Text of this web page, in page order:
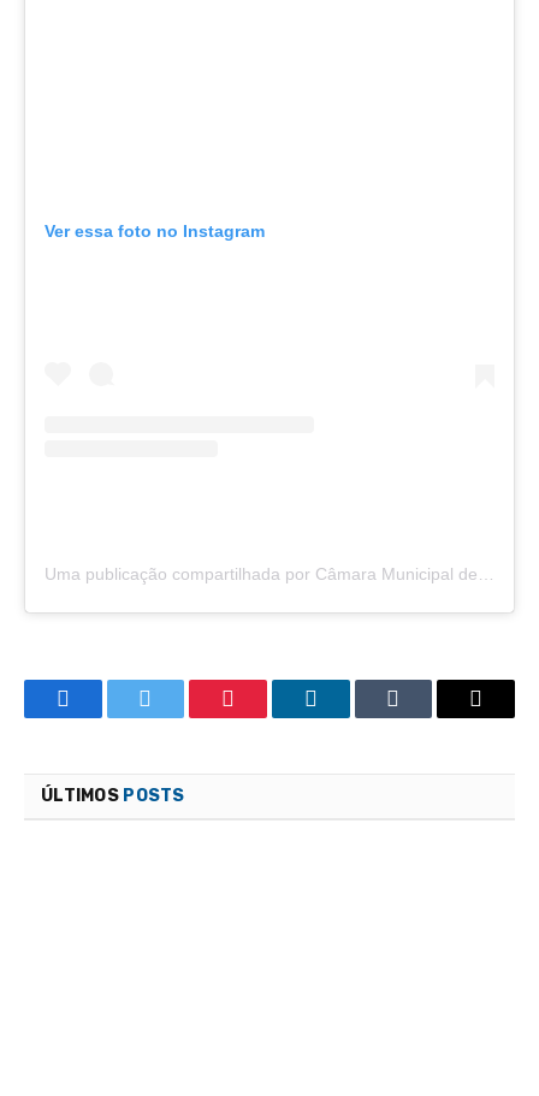
Ver essa foto no Instagram
FacebookTwitter Pinterest LinkedInTumblr Email
ÚLTIMOS POSTS